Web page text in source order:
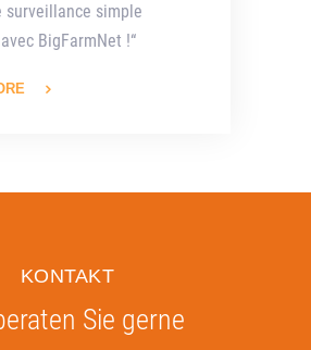
surveillance simple
BigFarmNet !“
KONTAKT
Sie gerne